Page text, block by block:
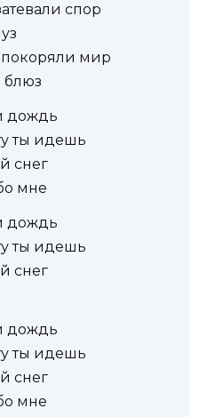
спор
мир
блюз
дождь
ты идешь
снег
мне
дождь
ты идешь
снег
дождь
ты идешь
снег
мне